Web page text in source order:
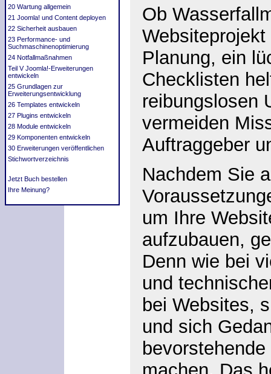
20 Wartung allgemein
21 Joomla! und Content deployen
22 Sicherheit ausbauen
23 Performance- und
Suchmaschinenoptimierung
24 Notfallmaßnahmen
Teil V Joomla!-Erweiterungen
entwickeln
25 Grundlagen zur
Erweiterungsentwicklung
26 Templates entwickeln
27 Plugins entwickeln
28 Module entwickeln
29 Komponenten entwickeln
30 Erweiterungen veröffentlichen
Stichwortverzeichnis
Jetzt Buch bestellen
Ihre Meinung?
Ob
Planung, ein
Checklisten
reibungslosen
vermeiden
Auftraggeber
Nachdem Sie
um Ihre
aufzubauen,
Denn wie bei
und
bei Websites,
und sich